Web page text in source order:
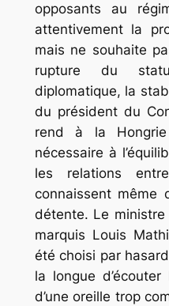
opposants au
attentivement la
mais ne souhaite
rupture du
diplomatique, la
du président du
rend à la
nécessaire à
les relations
connaissent même
détente. Le
marquis Louis
été choisi par
la longue
d’une oreille trop